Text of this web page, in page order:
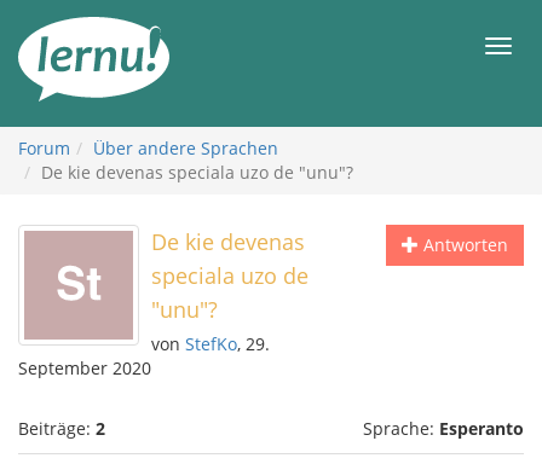
Inhalt
Forum
Über andere Sprachen
De kie devenas speciala uzo de "unu"?
Antworten
De kie devenas
speciala uzo de
"unu"?
von StefKo, 29.
September 2020
Beiträge: 2 Sprache: Esperanto